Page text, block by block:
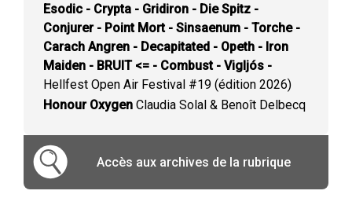
Esodic - Crypta - Gridiron - Die Spitz -
Conjurer - Point Mort - Sinsaenum - Torche -
Carach Angren - Decapitated - Opeth - Iron
Maiden - BRUIT <= - Combust - Vigljós -
Hellfest Open Air Festival #19 (édition 2026)
Honour Oxygen Claudia Solal & Benoît Delbecq
Accès aux archives de la rubrique